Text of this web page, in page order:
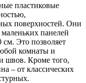
пластиковые
поверхностей. Они
панелей
Это позволяет
комнаты и
швов. Кроме того,
– от классических